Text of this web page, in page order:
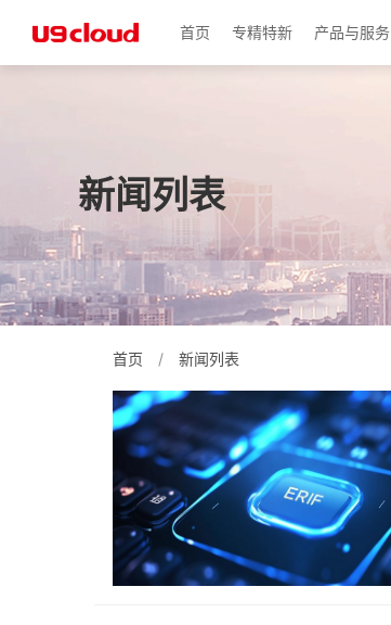
首页 专精特新 产品与服务
新闻列表
首页 / 新闻列表